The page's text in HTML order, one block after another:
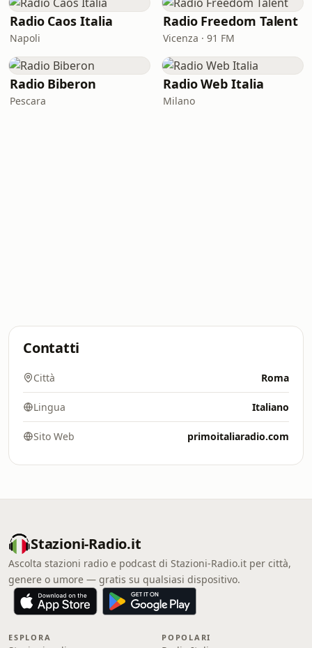
Radio Caos Italia
Napoli
Radio Freedom Talent
Vicenza · 91 FM
Radio Biberon
Pescara
Radio Web Italia
Milano
Contatti
Città Roma
Lingua Italiano
Sito Web primoitaliaradio.com
Stazioni-Radio.it
Ascolta stazioni radio e podcast di Stazioni-Radio.it per città,
genere o umore — gratis su qualsiasi dispositivo.
ESPLORA POPOLARI